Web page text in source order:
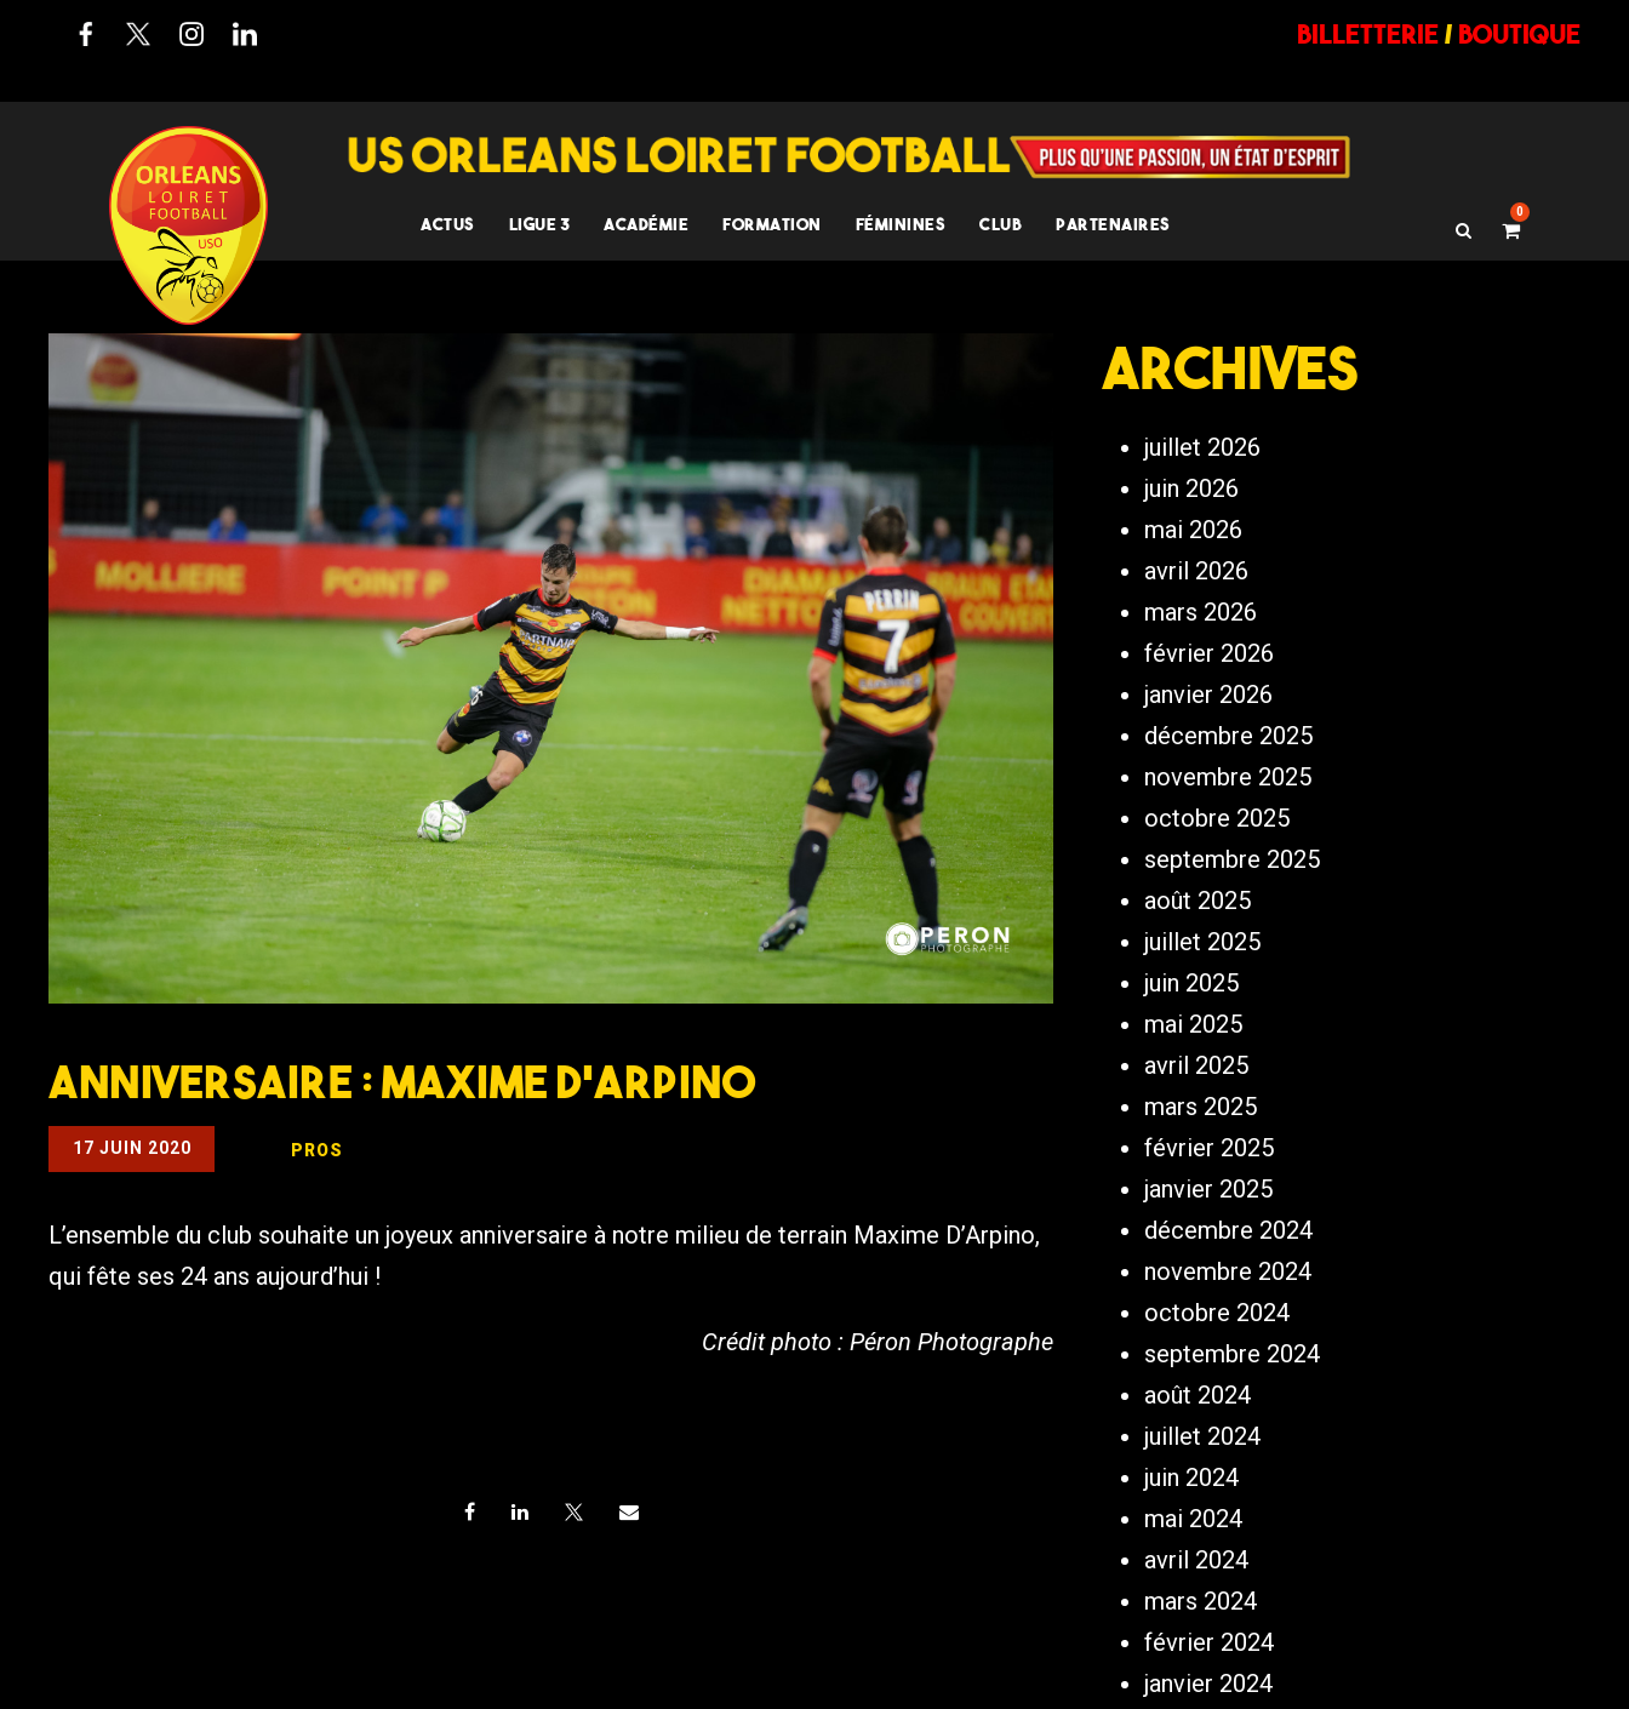
billetterie/ BOUTIQUE
ACTUS LIGUE 3 ACADÉMIE FORMATION FÉMININES CLUB PARTENAIRES
0
Anniversaire : Maxime D’Arpino
17 JUIN 2020 PROS
L’ensemble du club souhaite un joyeux anniversaire à notre milieu de terrain Maxime D’Arpino,
qui fête ses 24 ans aujourd’hui !
Crédit photo : Péron Photographe
Archives
juillet 2026
juin 2026
mai 2026
avril 2026
mars 2026
février 2026
janvier 2026
décembre 2025
novembre 2025
octobre 2025
septembre 2025
août 2025
juillet 2025
juin 2025
mai 2025
avril 2025
mars 2025
février 2025
janvier 2025
décembre 2024
novembre 2024
octobre 2024
septembre 2024
août 2024
juillet 2024
juin 2024
mai 2024
avril 2024
mars 2024
février 2024
janvier 2024